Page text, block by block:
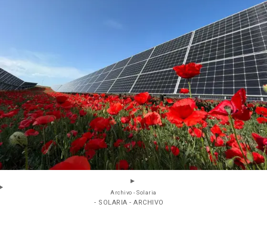
Archivo - Solaria
- SOLARIA - ARCHIVO